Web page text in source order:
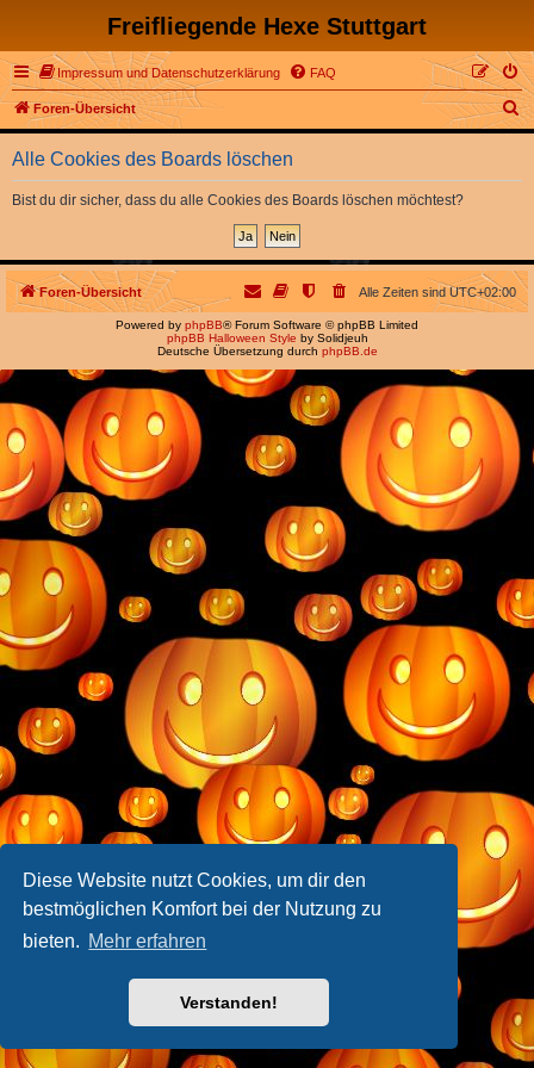
Diese Website nutzt Cookies, um dir den
bestmöglichen Komfort bei der Nutzung zu
bieten. Mehr erfahren
Verstanden!
Freifliegende Hexe Stuttgart
Impressum und Datenschutzerklärung FAQ
Foren-Übersicht
S
u
Alle Cookies des Boards löschen
Bist du dir sicher, dass du alle Cookies des Boards löschen möchtest?
Foren-Übersicht Alle Zeiten sindUTC+02:00
Powered by phpBB® Forum Software © phpBB Limited
phpBB Halloween Style by Solidjeuh
Deutsche Übersetzung durch phpBB.de